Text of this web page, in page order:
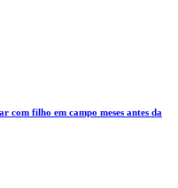
com filho em campo meses antes da